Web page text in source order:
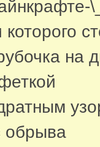
на
обрыва